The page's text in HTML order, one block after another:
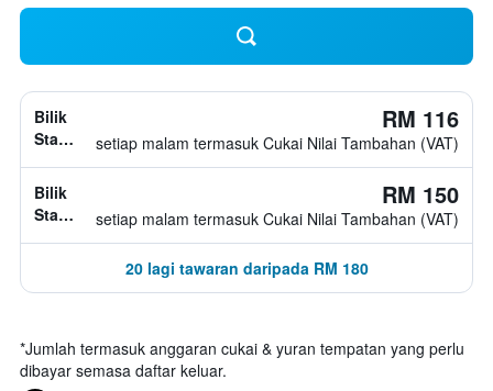
Bilik
Standard,
katil
tidak
diketahui
RM 116
setiap malam termasuk Cukai Nilai Tambahan (VAT)
Bilik
Standard,
RM 150
setiap malam termasuk Cukai Nilai Tambahan (VAT)
20 lagi tawaran daripada RM 180
*Jumlah termasuk anggaran cukai & yuran tempatan yang perlu
dibayar semasa daftar keluar.